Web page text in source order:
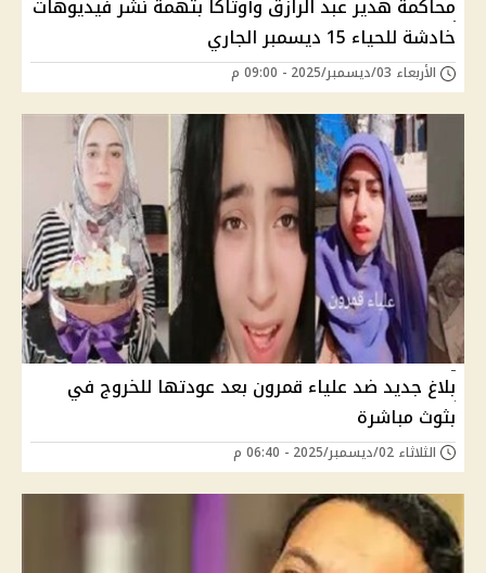
محاكمة هدير عبد الرازق وأوتاكا بتهمة نشر فيديوهات
خادشة للحياء 15 ديسمبر الجاري
الأربعاء 03/ديسمبر/2025 - 09:00 م
بلاغ جديد ضد علياء قمرون بعد عودتها للخروج في
بثوث مباشرة
الثلاثاء 02/ديسمبر/2025 - 06:40 م